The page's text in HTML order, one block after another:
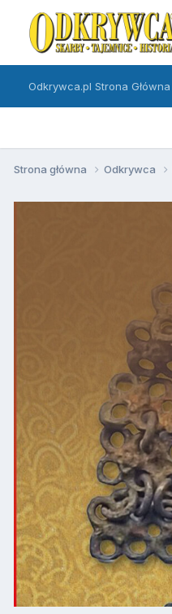
Odkrywca.pl Strona Główna
Strona główna Odkrywca